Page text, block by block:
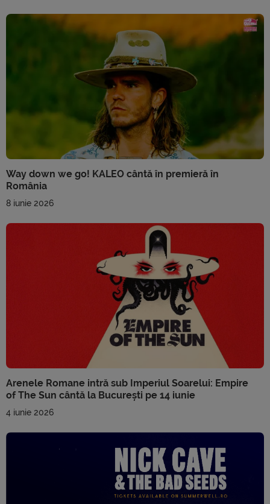
Way down we go! KALEO cântă în premieră în
România
8 iunie 2026
Arenele Romane intră sub Imperiul Soarelui: Empire
of The Sun cântă la București pe 14 iunie
4 iunie 2026